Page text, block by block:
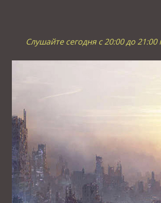
Слушайте сегодня с 20:00 до